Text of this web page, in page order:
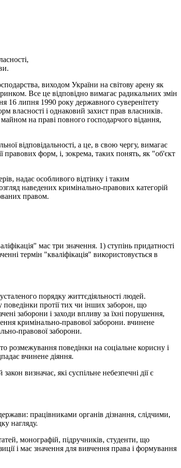
виходом України на світову арену як
Все це відповідно вимагає радикальних змін
16 липня 1990 року державного суверенітету
власності і однаковий захист прав власників.
на праві повного господарчого відання,
відповідальності, а це, в свою чергу, вимагає
правових форм, і, зокрема, таких понять, як "об'єкт
надає особливого відтінку і таким
наведених кримінально-правових категорій
правом.
мас три значення. 1) ступінь придатності
термін "кваліфікація" використовується в
порядку життєдіяльності людей.
поведінки протії тих чи інших заборон, що
заборони і заходи впливу за їхні порушення,
кримінально-правової заборони. вчинене
правової заборони.
розмежування поведінки на соціальне корисну і
вчинене діяння.
визначає, які суспільне небезпечні дії є
працівниками органів дізнання, слідчими,
нагляду.
монографій, підручників, студенти, що
і має значення для вивчення права і формування